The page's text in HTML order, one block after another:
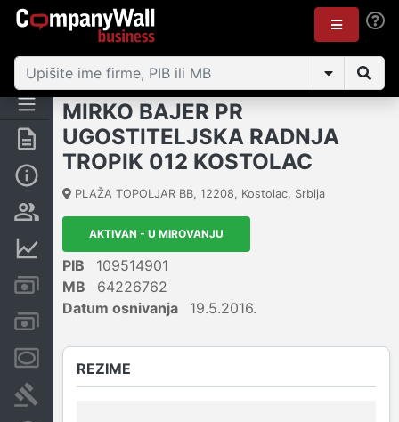
Rezime
Osnovni podaci
Finansijski podaci
Kreditni limit kompanije
MIRKO BAJER PR
UGOSTITELJSKA RADNJA
TROPIK 012 KOSTOLAC
PLAŽA TOPOLJAR BB, 12208, Kostolac, Srbija
AKTIVAN - U MIROVANJU
PIB
109514901
MB
64226762
Datum osnivanja
19.5.2016.
REZIME